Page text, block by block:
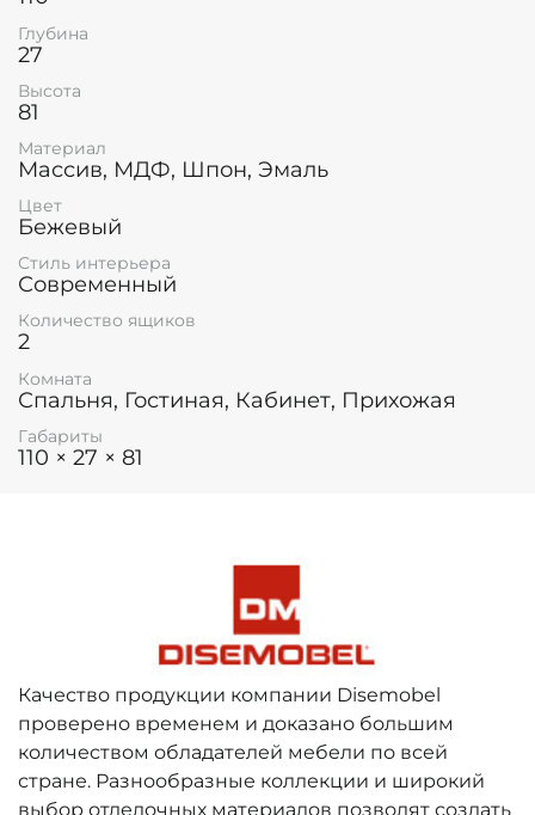
Глубина
27
Высота
81
Материал
Массив, МДФ, Шпон, Эмаль
Цвет
Бежевый
Стиль интерьера
Современный
Количество ящиков
2
Комната
Спальня, Гостиная, Кабинет, Прихожая
Габариты
110 × 27 × 81
Качество продукции компании Disemobel
проверено временем и доказано большим
количеством обладателей мебели по всей
стране. Разнообразные коллекции и широкий
выбор отделочных материалов позволят создать